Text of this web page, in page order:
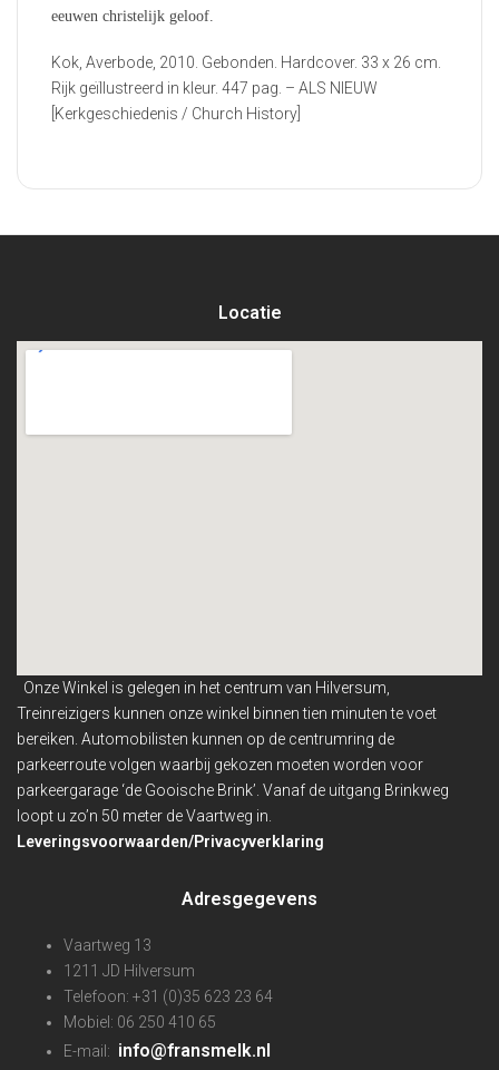
eeuwen christelijk geloof.
Kok, Averbode, 2010. Gebonden. Hardcover. 33 x 26 cm.
Rijk geïllustreerd in kleur. 447 pag. – ALS NIEUW
[Kerkgeschiedenis / Church History]
Locatie
Onze Winkel is gelegen in het centrum van Hilversum,
Treinreizigers kunnen onze winkel binnentien minuten te voet
bereiken. Automobilisten kunnen op de centrumring de
parkeerroute volgen waarbij gekozen moeten worden voor
parkeergarage ‘de Gooische Brink’. Vanaf de uitgang Brinkweg
loopt u zo’n 50 meter de Vaartweg in.
Leveringsvoorwaarden/Privacyverklaring
Adresgegevens
Vaartweg 13
1211 JD Hilversum
Telefoon: +31 (0)35 623 23 64
Mobiel: 06 250 410 65
E-mail: info@fransmelk.nl